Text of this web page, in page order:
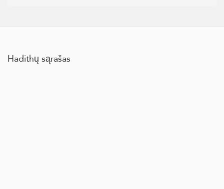
Hadithų sąrašas